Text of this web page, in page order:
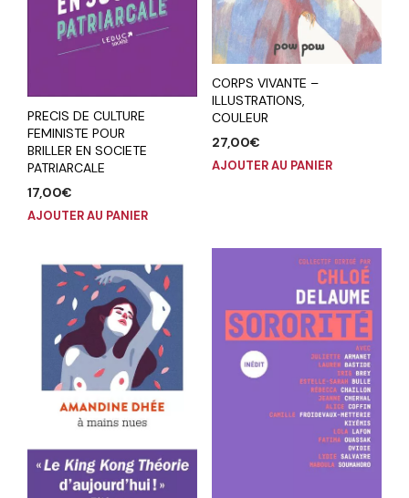
PRECIS DE CULTURE
FEMINISTE POUR
BRILLER EN SOCIETE
PATRIARCALE
17,00€
AJOUTER AU PANIER
CORPS VIVANTE –
ILLUSTRATIONS,
COULEUR
27,00€
AJOUTER AU PANIER